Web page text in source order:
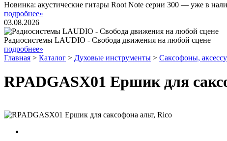
Новинка: акустические гитары Root Note серии 300 — уже в
подробнее»
03.08.2026
Радиосистемы LAUDIO - Свобода движения на любой сцене
подробнее»
Главная > Каталог > Духовые инструменты > Саксофоны,
RPADGASX01 Ершик для